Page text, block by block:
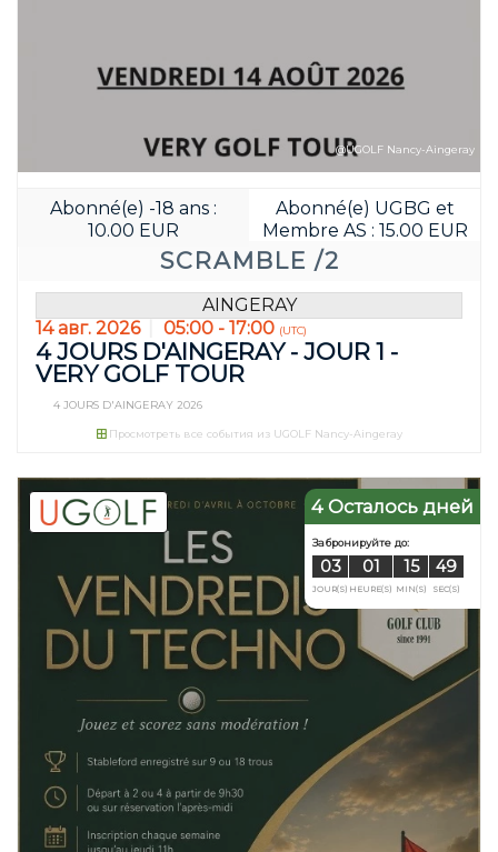
Забронируйте
02
HEURE(S)
SCRAMBLE /2
Abonné(e) -18 ans :
10.00 EUR
Abonné(e) UGBG et
Membre AS : 15.00 EUR
@UGOLF Nancy-Aingeray
AINGERAY
14 авг. 2026
05:00 - 17:00 (UTC)
4 JOURS D'AINGERAY - JOUR 1 -
VERY GOLF TOUR
4 JOURS D'AINGERAY 2026
Просмотреть все события из UGOLF Nancy-Aingeray
4 Осталось дней